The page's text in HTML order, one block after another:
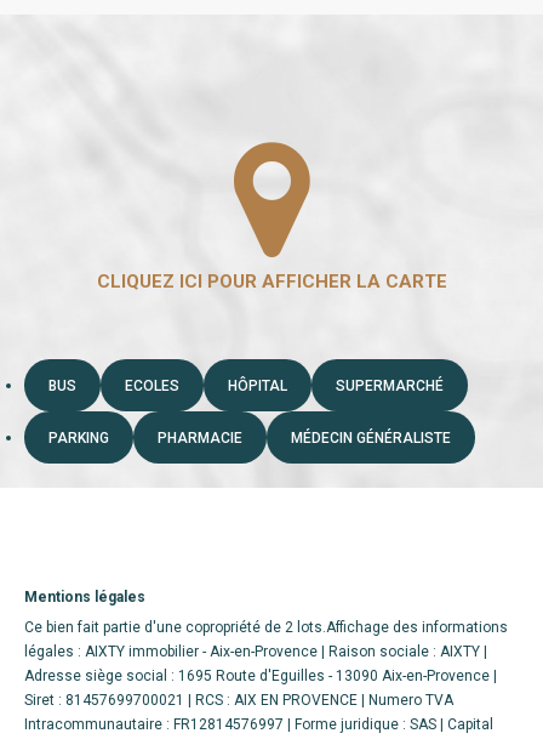
BUS ECOLES HÔPITAL SUPERMARCHÉ
PARKING PHARMACIE MÉDECIN GÉNÉRALISTE
Mentions légales
Ce bien fait partie d'une copropriété de 2 lots.Affichage des informations
légales : AIXTY immobilier - Aix-en-Provence | Raison sociale : AIXTY |
Adresse siège social : 1695 Route d'Eguilles - 13090 Aix-en-Provence |
Siret : 81457699700021 | RCS : AIX EN PROVENCE | Numero TVA
Intracommunautaire : FR12814576997 | Forme juridique : SAS | Capital